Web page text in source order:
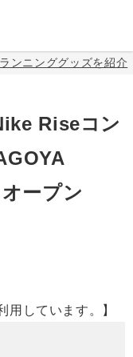
ンニンググッズを紹介
Riseコン
ープン
用しています。】